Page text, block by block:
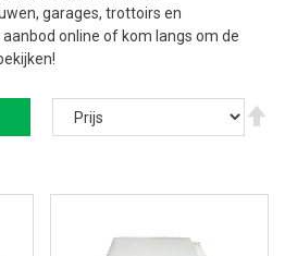
garages, trottoirs en
online of kom langs om de